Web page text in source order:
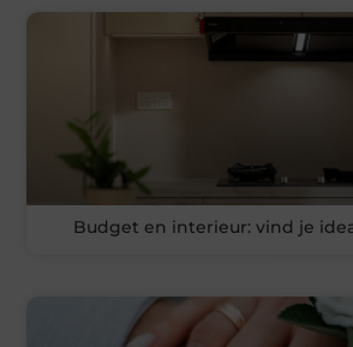
Budget en interieur: vind je